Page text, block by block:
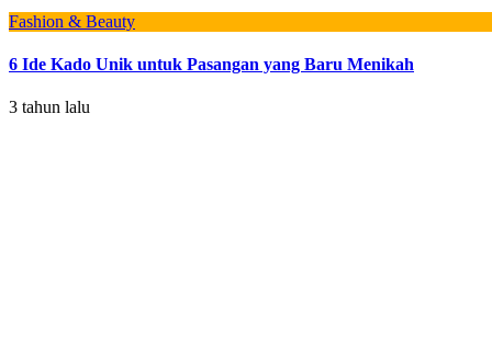
Fashion & Beauty
6 Ide Kado Unik untuk Pasangan yang Baru Menikah
3 tahun lalu